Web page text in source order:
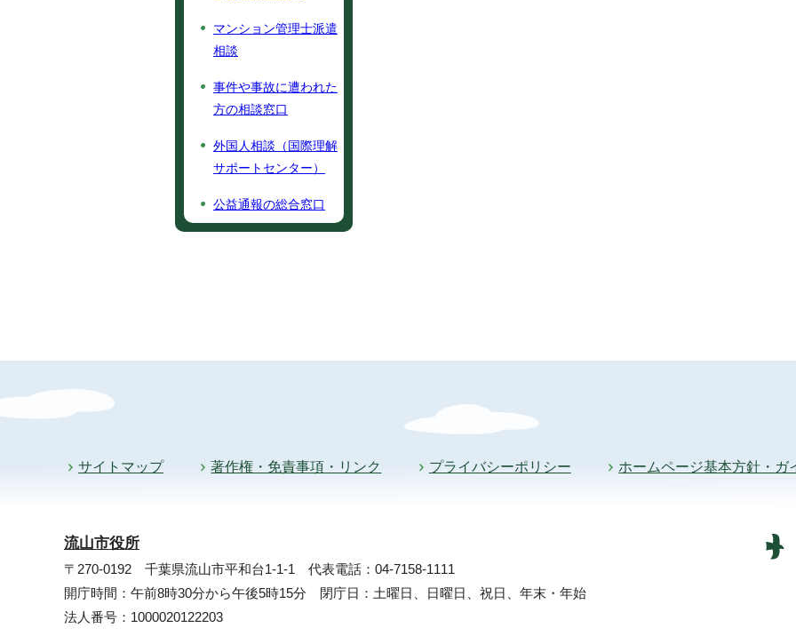
マンション管理士派遣
相談
事件や事故に遭われた
方の相談窓口
外国人相談（国際理解
サポートセンター）
公益通報の総合窓口
サイトマップ 著作権・免責事項・リンク プライバシーポリシー ホームページ基本方針・ガ
流山市役所
〒270-0192 千葉県流山市平和台1-1-1 代表電話：04-7158-1111
開庁時間：午前8時30分から午後5時15分 閉庁日：土曜日、日曜日、祝日、年末・年始
法人番号：1000020122203